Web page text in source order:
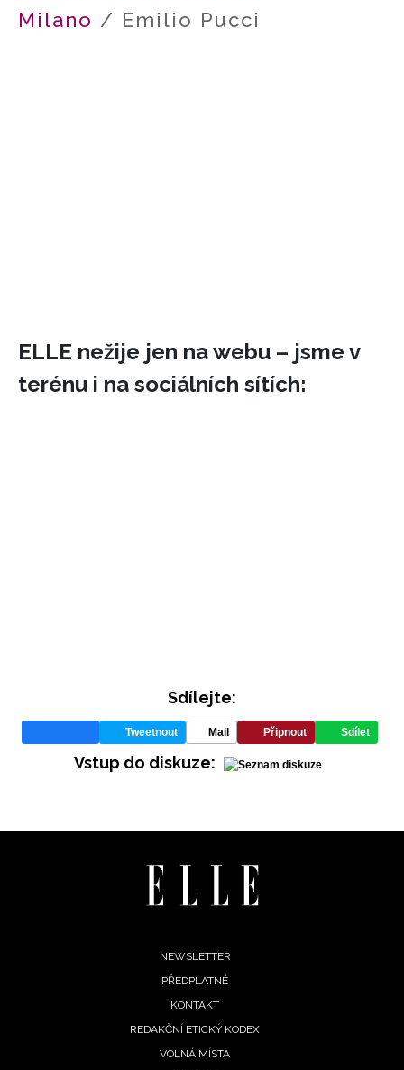
HOME
Milano / Emilio Pucci
ELLE nežije jen na webu – jsme v
terénu i na sociálních sítích:
Sdílejte:
Tweetnout Mail Připnout Sdílet
Vstup do diskuze:
NEWSLETTER
PŘEDPLATNÉ
KONTAKT
REDAKČNÍ ETICKÝ KODEX
VOLNÁ MÍSTA